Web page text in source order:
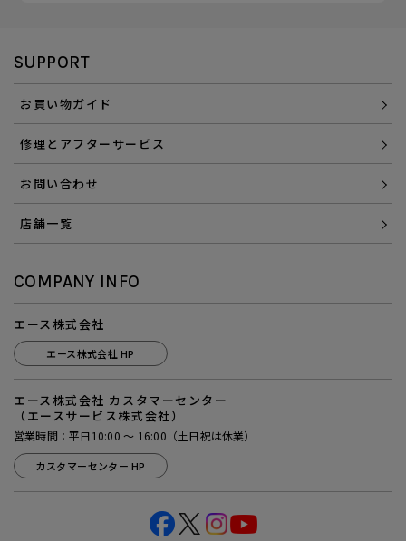
SUPPORT
お買い物ガイド
修理とアフターサービス
お問い合わせ
店舗一覧
COMPANY INFO
エース株式会社
エース株式会社 HP
エース株式会社 カスタマーセンター
（エースサービス株式会社）
営業時間：平日10:00 ～ 16:00（土日祝は休業）
カスタマーセンター HP